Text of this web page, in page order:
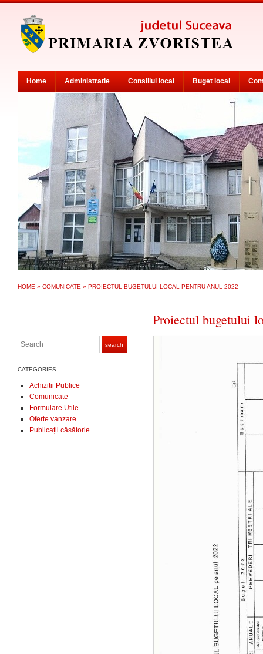
Home Administratie Consiliul local Buget local
HOME » COMUNICATE » PROIECTUL BUGETULUI LOCAL PENTRU ANUL 2022
Proiectul bugetului
Search search
CATEGORIES
Achizitii Publice
Comunicate
Formulare Utile
Oferte vanzare
Publicații căsătorie